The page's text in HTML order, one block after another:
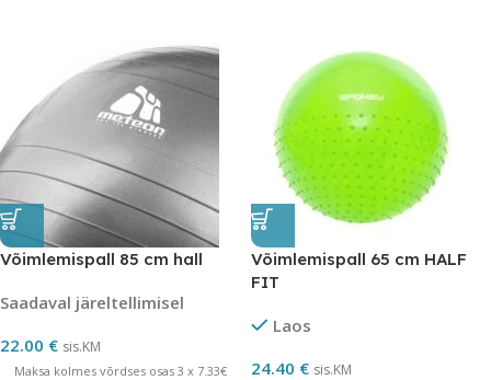
Võimlemispall 85 cm hall
Saadaval järeltellimisel
22.00 € sis.KM
Maksa kolmes võrdses osas 3 x 7.33€
Võimlemispall 65 cm HALF
FIT
Laos
24.40 € sis.KM